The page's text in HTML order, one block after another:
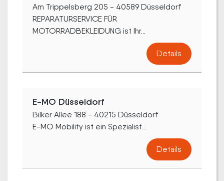
Am Trippelsberg 205 - 40589 Düsseldorf
REPARATURSERVICE FÜR
MOTORRADBEKLEIDUNG ist Ihr...
Details
E-MO Düsseldorf
Bilker Allee 188 - 40215 Düsseldorf
E-MO Mobility ist ein Spezialist...
Details